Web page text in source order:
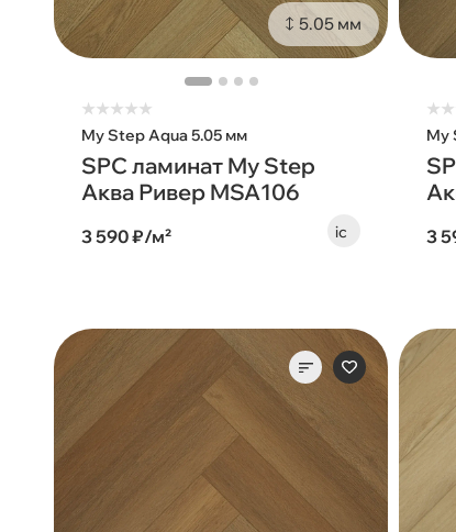
5.05 мм
★★★★★
My Step Aqua 5.05 мм
SPC ламинат My Step
Аква Ривер MSA106
3 590 ₽/м²
★★
My
3